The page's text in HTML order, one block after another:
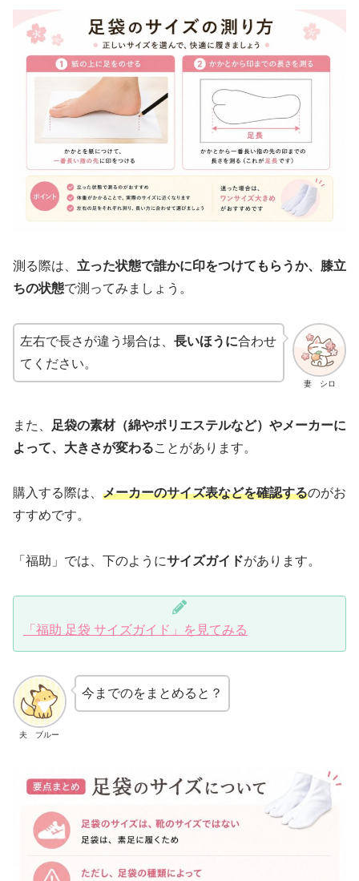
測る際は、 立った状態で誰かに印をつけてもらうか、膝立
ちの状態で測ってみましょう。
妻 シロ
左右で長さが違う場合は、 長いほうに合わせ
てください。
また、
足袋の素材（綿やポリエステルなど）やメーカーに
よって、大きさが変わることがあります。
購入する際は、 メーカーのサイズ表などを確認するのがお
すすめです。
「福助」では、下のようにサイズガイドがあります。
「福助 足袋 サイズガイド」を見てみる
夫 ブルー
今までのをまとめると？